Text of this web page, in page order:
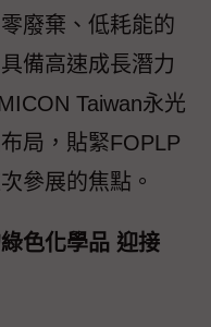
廢棄、低耗能的
備高速成長潛力
Taiwan永光
局，貼緊FOPLP
參展的焦點。
色化學品 迎接